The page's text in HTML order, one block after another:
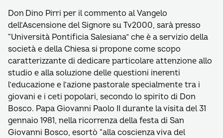
Don Dino Pirri per il commento al Vangelo
dell’Ascensione del Signore su Tv2000, sarà presso
“Università Pontificia Salesiana” che è a servizio della
società e della Chiesa si propone come scopo
caratterizzante di dedicare particolare attenzione allo
studio e alla soluzione delle questioni inerenti
l’educazione e l’azione pastorale specialmente tra i
giovani e i ceti popolari, secondo lo spirito di Don
Bosco. Papa Giovanni Paolo II durante la visita del 31
gennaio 1981, nella ricorrenza della festa di San
Giovanni Bosco, esortò “alla coscienza viva del